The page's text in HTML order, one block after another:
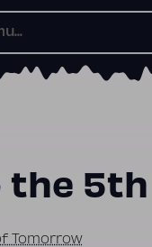
the 5th
Tomorrow